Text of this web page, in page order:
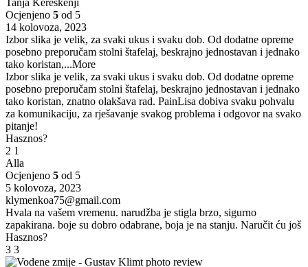
Ocjenjeno 5 od 5
14 kolovoza, 2023
Izbor slika je velik, za svaki ukus i svaku dob. Od dodatne opreme
posebno preporučam stolni štafelaj, beskrajno jednostavan i jednako
tako koristan,...More
Izbor slika je velik, za svaki ukus i svaku dob. Od dodatne opreme
posebno preporučam stolni štafelaj, beskrajno jednostavan i jednako
tako koristan, znatno olakšava rad. PainLisa dobiva svaku pohvalu
za komunikaciju, za rješavanje svakog problema i odgovor na svako
pitanje!
Hasznos?
2 1
Alla
Ocjenjeno 5 od 5
5 kolovoza, 2023
klymenkoa75@gmail.com
Hvala na vašem vremenu. narudžba je stigla brzo, sigurno
zapakirana. boje su dobro odabrane, boja je na stanju. Naručit ću još
Hasznos?
3 3